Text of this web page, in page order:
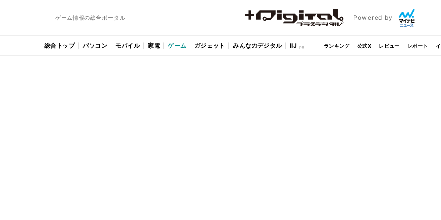
ゲーム情報の総合ポータル Powered by
総合トップ パソコン モバイル 家電 ゲーム ガジェット みんなのデジタル IIJ ランキング 公式X レビュー レポート